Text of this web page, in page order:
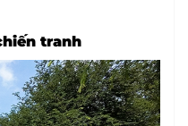
tranh